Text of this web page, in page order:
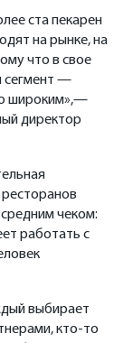
ста пекарен
на рынке, на
что в свое
сегмент —
широким»,—
директор
ресторанов
чеком:
работать с
выбирает
кто-то